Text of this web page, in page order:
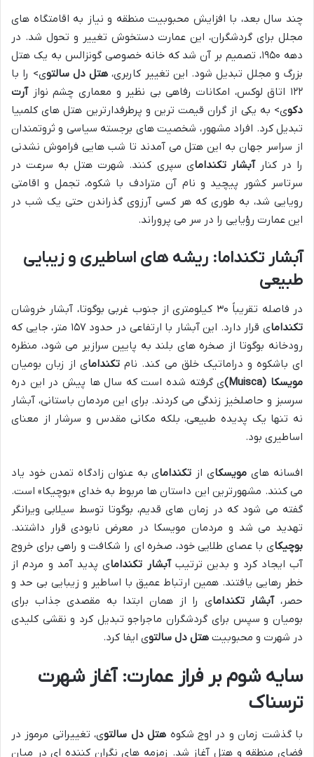
چند سال بعد، با افزایش محبوبیت منطقه و نیاز به اقامتگاه های
مجلل برای گردشگران، این عمارت دستخوش تغییر و تحول شد. در
دهه ۱۹۵۰، تصمیم بر آن شد که خانه خصوصی گونزالس به یک هتل
بزرگ و مجلل تبدیل شود. این تغییر کاربری، هتل دل سالتوی> را با
۱۲۲ اتاق لوکس، امکانات رفاهی بی نظیر و معماری چشم نواز
آرت
دکوی> به یکی از گران قیمت ترین و پرطرفدارترین هتل های کلمبیا
تبدیل کرد. افراد مشهور، شخصیت های برجسته سیاسی و ثروتمندان
از سراسر جهان به این هتل می آمدند تا شب هایی فراموش نشدنی
را در کنارآبشار تکندامای سپری کنند. شهرت هتل به سرعت در
سرتاسر کشور پیچید و نام آن مترادف با شکوه، تجمل و اقامتی
رویایی شد، به طوری که هر کسی آرزوی گذراندن حتی یک شب در
این عمارت رؤیایی را در سر می پروراند.
آبشار تکنداما: ریشه های اساطیری و زیبایی
طبیعی
در فاصله تقریباً ۳۰ کیلومتری از جنوب غربی بوگوتا، آبشار خروشان
تکنداما
ی قرار دارد. این آبشار با ارتفاعی در حدود ۱۵۷ متر، جایی که
رودخانه بوگوتا از صخره های بلند به پایین سرازیر می شود، منظره
ای باشکوه و دراماتیک خلق می کند. نام تکندامای از زبان بومیان
مویسکا (Muisca)
ی گرفته شده است که سال ها پیش در این دره
سرسبز و حاصلخیز زندگی می کردند. برای این مردمان باستانی، آبشار
نه تنها یک پدیده طبیعی، بلکه مکانی مقدس و سرشار از معنای
اساطیری بود.
افسانه های مویسکای از تکندامای به عنوان زادگاه تمدن خود یاد
می کنند. مشهورترین این داستان ها مربوط به خدای «بوچیکا» است.
گفته می شود که در زمان های قدیم، بوگوتا توسط سیلابی ویرانگر
تهدید می شد و مردمان مویسکا در معرض نابودی قرار داشتند.
بوچیکای با عصای طلایی خود، صخره ای را شکافت و راهی برای خروج
آب ایجاد کرد و بدین ترتیبآبشار تکندامای پدید آمد و مردم از
خطر رهایی یافتند. همین ارتباط عمیق با اساطیر و زیبایی بی حد و
حصر،آبشار تکندامای را از همان ابتدا به مقصدی جذاب برای
بومیان و سپس برای گردشگران ماجراجو تبدیل کرد و نقشی کلیدی
در شهرت و محبوبیت هتل دل سالتوی ایفا کرد.
سایه شوم بر فراز عمارت: آغاز شهرت
ترسناک
با گذشت زمان و در اوج شکوه هتل دل سالتوی، تغییراتی مرموز در
فضای منطقه و هتل آغاز شد. زمزمه های نگران کننده ای در میان